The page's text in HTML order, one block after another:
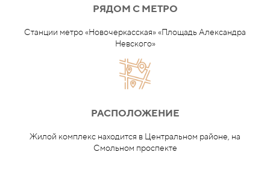
РЯДОМ С МЕТРО
Станции метро «Новочеркасская»«Площадь Александра
Невского»
РАСПОЛОЖЕНИЕ
Жилой комплекс находится в Центральном районе, на
Смольном проспекте